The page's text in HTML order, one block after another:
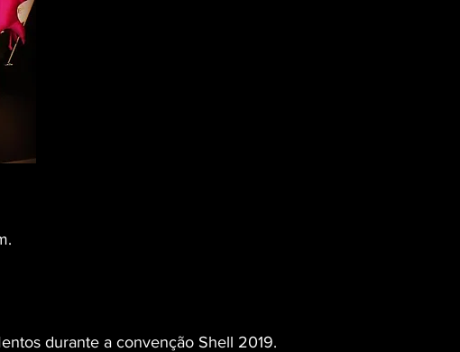
durante a convenção Shell 2019.